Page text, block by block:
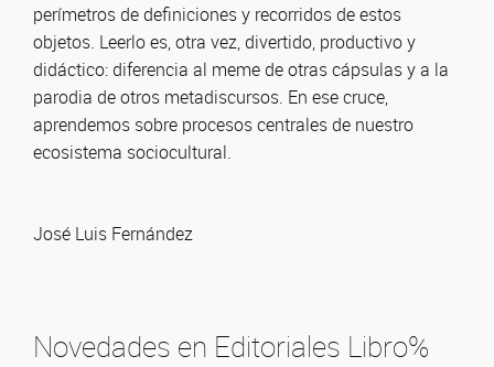
perímetros de definiciones y recorridos de estos
objetos. Leerlo es, otra vez, divertido, productivo y
didáctico: diferencia al meme de otras cápsulas y a la
parodia de otros metadiscursos. En ese cruce,
aprendemos sobre procesos centrales de nuestro
ecosistema sociocultural.
José Luis Fernández
Novedades en Editoriales Libro%